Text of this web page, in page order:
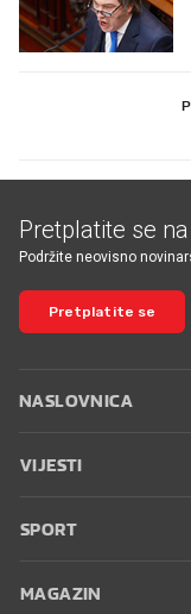
Pretplatite se na
Podržite neovisno
Pretplatite se
NASLOVNICA
VIJESTI
SPORT
MAGAZIN